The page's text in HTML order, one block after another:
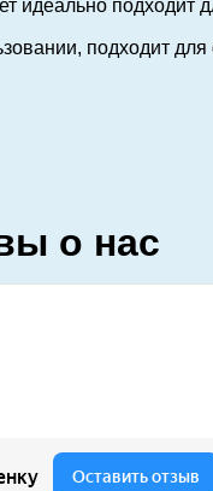
идеально подходит
подходит
о нас